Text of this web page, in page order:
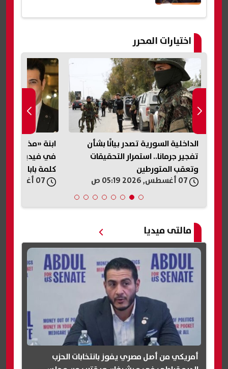
اختيارات المحرر
الداخلية السورية تصدر بيانًا بشأن
تفجير جرمانا.. استمرار التحقيقات
وتعقب المتورطين
ابنة «مذيع
في فيديو
كلمة بابا»
مالتى ميديا
أمريكي من أصل مصري يفوز بانتخابات الحزب